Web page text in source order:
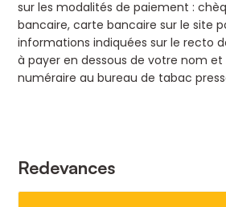
sur les modalités de paiement :
bancaire, carte bancaire sur le site
informations indiquées sur le recto
à payer en dessous de votre nom
numéraire au bureau de tabac
Redevances